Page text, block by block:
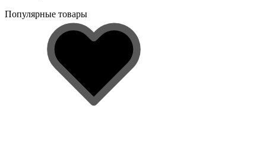
Популярные товары